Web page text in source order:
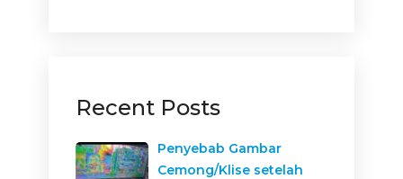
Recent Posts
Penyebab Gambar
Cemong/Klise setelah